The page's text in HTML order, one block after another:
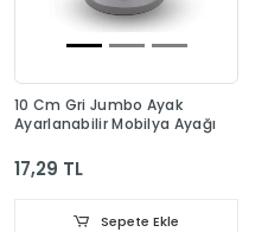
10 Cm Gri Jumbo Ayak
Ayarlanabilir Mobilya Ayağı
17,29 TL
Sepete Ekle